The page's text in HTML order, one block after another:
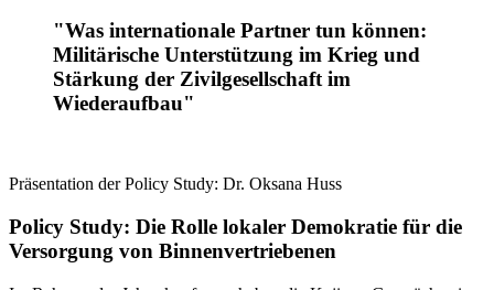
"Was internationale Partner tun können:
Militärische Unterstützung im Krieg und
Stärkung der Zivilgesellschaft im
Wiederaufbau"
Präsentation der Policy Study: Dr. Oksana Huss
Policy Study: Die Rolle lokaler Demokratie für die
Versorgung von Binnenvertriebenen